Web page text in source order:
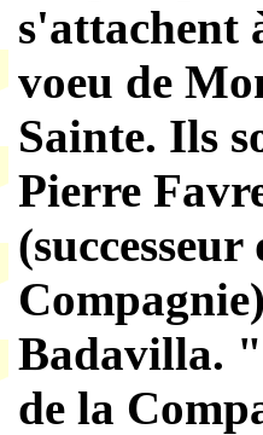
s'attachent
voeu de
Sainte. Ils
Pierre
Badavilla.
de la